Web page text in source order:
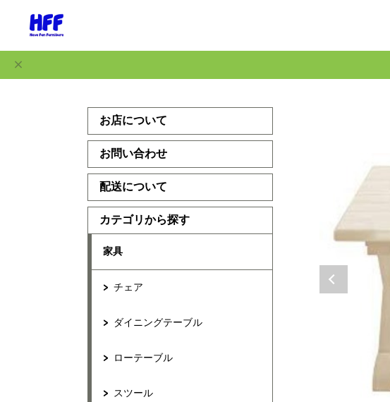
お店について
お問い合わせ
配送について
カテゴリから探す
家具
チェア
ダイニングテーブル
ローテーブル
スツール